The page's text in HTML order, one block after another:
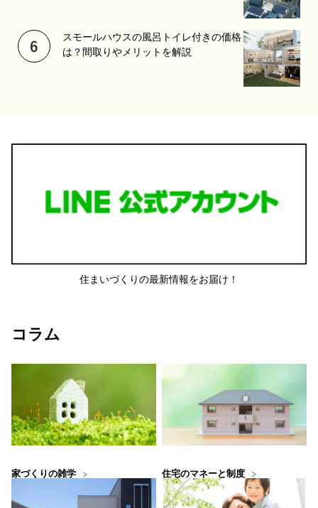
スモールハウスの風呂トイレ付きの価格
は？間取りやメリットを解説
住まいづくりの最新情報をお届け！
コラム
家づくりの雑学 住宅のマネーと制度